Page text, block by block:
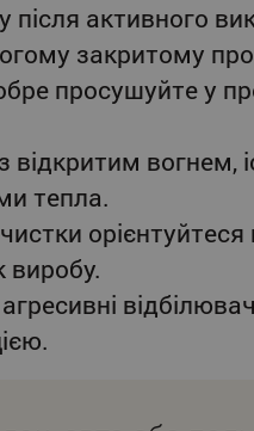
після активного
закритому
просушуйте у
відкритим вогнем,
тепла.
орієнтуйтеся
виробу.